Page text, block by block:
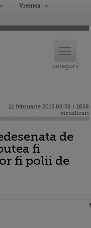
Vremea
21 februarie 2013 08:38 / 1858
vizualizari
de
fi
fi polii de